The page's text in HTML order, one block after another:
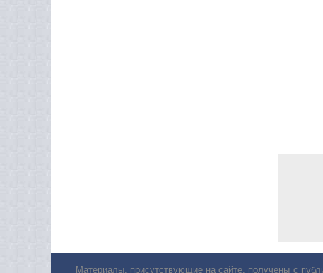
Материалы, присутствующие на сайте, получены с